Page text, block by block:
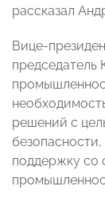
рассказал
Вице-
решений с
поддержку со